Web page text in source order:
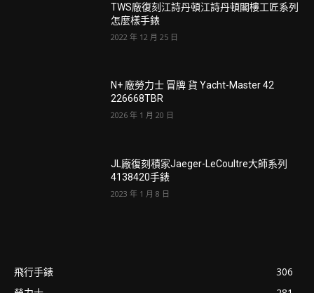
TWS廠復刻江詩丹頓江詩丹頓閣樓工匠系列
怎麼樣手錶
2022 年 12 月 25 日
N+ 廠勞力士 冒牌 貨 Yacht-Master 42
226668TBR
2026 年 1 月 20 日
JL廠復刻積家Jaeger-LeCoultre大師系列
4138420手錶
2023 年 1 月 8 日
飛行手錶
306